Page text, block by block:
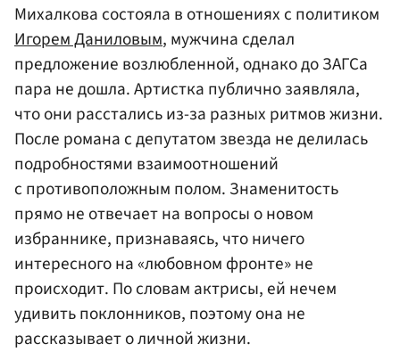
Михалкова состояла в отношениях с политиком
Игорем Даниловым, мужчина сделал
предложение возлюбленной, однако до ЗАГСа
пара не дошла. Артистка публично заявляла,
что они расстались из-за разных ритмов жизни.
После романа с депутатом звезда не делилась
подробностями взаимоотношений
с противоположным полом. Знаменитость
прямо не отвечает на вопросы о новом
избраннике, признаваясь, что ничего
интересного на «любовном фронте» не
происходит. По словам актрисы, ей нечем
удивить поклонников, поэтому она не
рассказывает о личной жизни.